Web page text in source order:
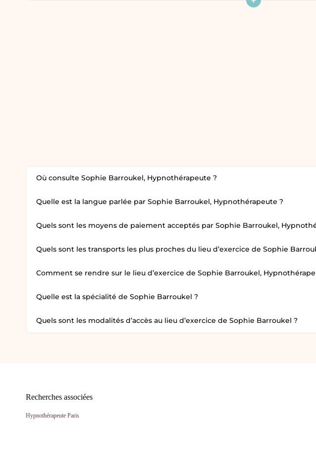
Où consulte Sophie Barroukel, Hypnothérapeute ?
Quelle est la langue parlée par Sophie Barroukel, Hypnothérapeute ?
Quels sont les moyens de paiement acceptés par Sophie Barroukel,
Quels sont les transports les plus proches du lieu d’exercice de Sophie
Comment se rendre sur le lieu d’exercice de Sophie Barroukel,
Quelle est la spécialité de Sophie Barroukel ?
Quels sont les modalités d’accès au lieu d’exercice de Sophie Barroukel ?
Recherches associées
Hypnothérapeute Paris